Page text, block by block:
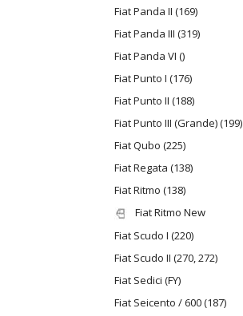
Fiat Panda II (169)
Fiat Panda III (319)
Fiat Panda VI ()
Fiat Punto I (176)
Fiat Punto II (188)
Fiat Punto III (Grande) (199)
Fiat Qubo (225)
Fiat Regata (138)
Fiat Ritmo (138)
Fiat Ritmo New
Fiat Scudo I (220)
Fiat Scudo II (270, 272)
Fiat Sedici (FY)
Fiat Seicento / 600 (187)